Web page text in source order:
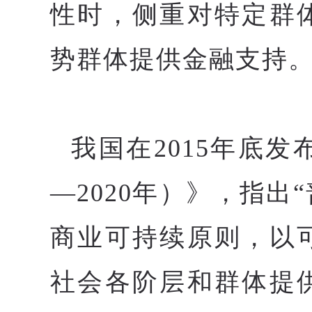
性时，侧重对特定群
势群体提供金融支持
我国在2015年底发
—2020年）》，指出
商业可持续原则，以
社会各阶层和群体提